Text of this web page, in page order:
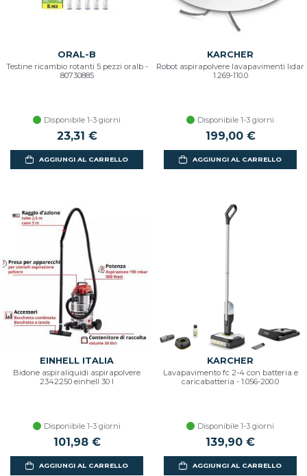
ORAL-B
Testine ricambio rotanti 5 pezzi oralb -
80730885
Disponibile 1-3 giorni
23,31 €
AGGIUNGI AL CARRELLO
KARCHER
Robot aspirapolvere lavapavimenti lidar
1.269-110.0
Disponibile 1-3 giorni
199,00 €
AGGIUNGI AL CARRELLO
EINHELL ITALIA
Bidone aspiraliquidi aspirapolvere
2342250 einhell 30 l
Disponibile 1-3 giorni
101,98 €
AGGIUNGI AL CARRELLO
KARCHER
Lavapavimento fc 2-4 con batteria e
caricabatteria - 1.056-200.0
Disponibile 1-3 giorni
139,90 €
AGGIUNGI AL CARRELLO